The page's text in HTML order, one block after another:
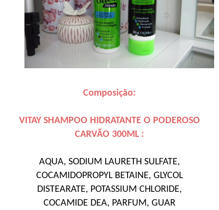
Composição:
VITAY SHAMPOO HIDRATANTE O PODEROSO
CARVÃO 300ML :
AQUA, SODIUM LAURETH SULFATE,
COCAMIDOPROPYL BETAINE, GLYCOL
DISTEARATE, POTASSIUM CHLORIDE,
COCAMIDE DEA, PARFUM, GUAR